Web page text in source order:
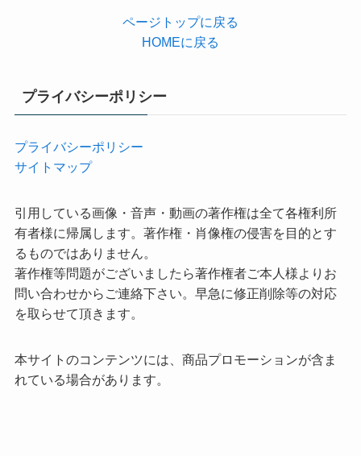
ページトップに戻る
HOMEに戻る
プライバシーポリシー
プライバシーポリシー
サイトマップ
引用している画像・音声・動画の著作権は全て各権利所
有者様に帰属します。著作権・肖像権の侵害を目的とす
るものではありません。
著作権等問題がございましたら著作権者ご本人様よりお
問い合わせからご連絡下さい。早急に修正削除等の対応
を取らせて頂きます。
本サイトのコンテンツには、商品プロモーションが含ま
れている場合があります。